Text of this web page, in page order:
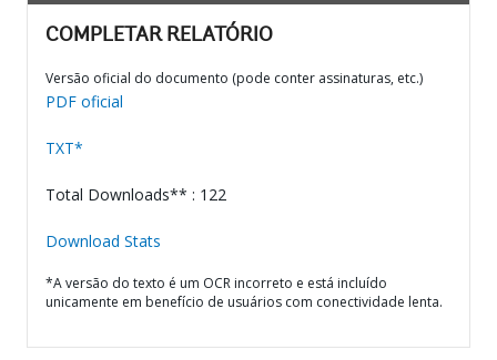
COMPLETAR RELATÓRIO
Versão oficial do documento (pode conter assinaturas, etc.)
PDF oficial
TXT*
Total Downloads** : 122
Download Stats
*A versão do texto é um OCR incorreto e está incluído
unicamente em benefício de usuários com conectividade lenta.